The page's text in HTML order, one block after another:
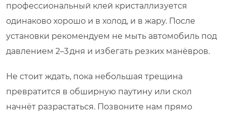
профессиональный клей кристаллизуется
одинаково хорошо и в холод, и в жару. После
установки рекомендуем не мыть автомобиль под
давлением 2–3 дня и избегать резких манёвров.
Не стоит ждать, пока небольшая трещина
превратится в обширную паутину или скол
начнёт разрастаться. Позвоните нам прямо